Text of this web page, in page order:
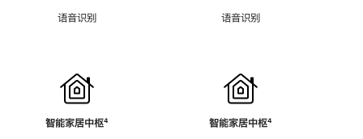
语音识别
智能家居中枢脚
⁴
语音识别
智能家居中枢脚
⁴